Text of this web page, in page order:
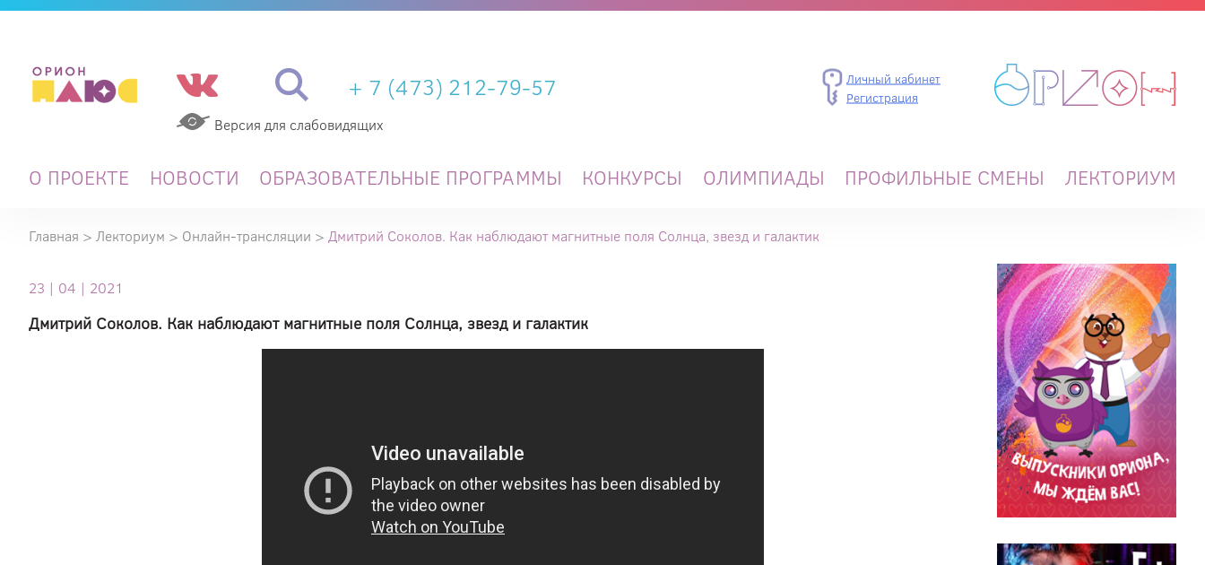
Версия для слабовидящих
+ 7 (473) 212-79-57
Личный кабинет
Регистрация
О ПРОЕКТЕ НОВОСТИ ОБРАЗОВАТЕЛЬНЫЕ ПРОГРАММЫ КОНКУРСЫ ОЛИМПИАДЫ ПРОФИЛЬНЫЕ СМЕНЫ ЛЕКТОРИУМ
Главная > Лекториум > Онлайн-трансляции > Дмитрий Соколов. Как наблюдают магнитные поля Солнца, звезд и галактик
23 | 04 | 2021
Дмитрий Соколов. Как наблюдают магнитные поля Солнца, звезд и галактик